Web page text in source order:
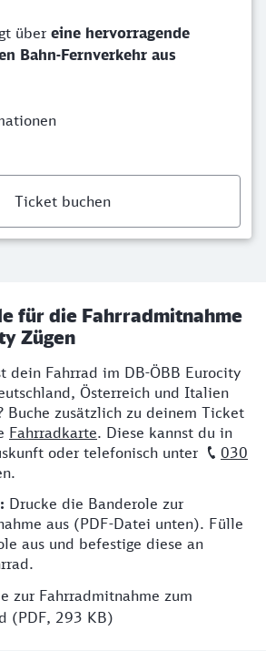
über eine hervorragende
Bahn-Fernverkehr aus
Ticket buchen
für die Fahrradmitnahme
Zügen
dein Fahrrad im DB-ÖBB Eurocity
Österreich und Italien
Buche zusätzlich zu deinem Ticket
Fahrradkarte. Diese kannst du in
oder telefonisch unter
030
Drucke die Banderole zur
aus (PDF-Datei unten). Fülle
aus und befestige diese an
zur Fahrradmitnahme zum
(PDF, 293 KB)